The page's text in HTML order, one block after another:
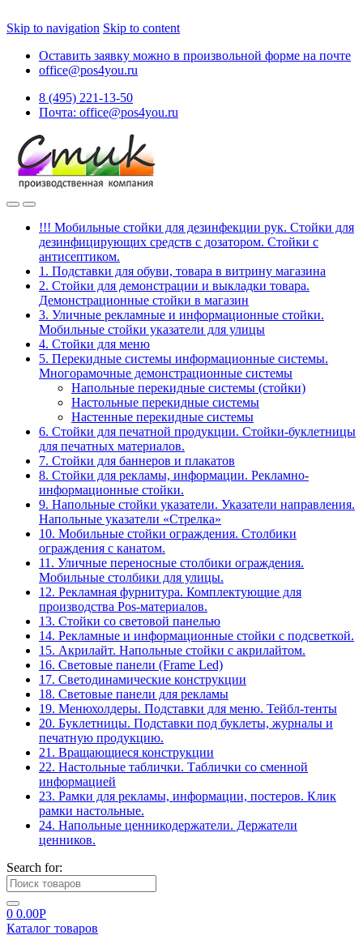
Skip to navigation Skip to content
Оставить заявку можно в произвольной форме на почте
office@pos4you.ru
8 (495) 221-13-50
Почта: office@pos4you.ru
!!! Мобильные стойки для дезинфекции рук. Стойки для
дезинфицирующих средств с дозатором. Стойки с
антисептиком.
1. Подставки для обуви, товара в витрину магазина
2. Стойки для демонстрации и выкладки товара.
Демонстрационные стойки в магазин
3. Уличные рекламные и информационные стойки.
Мобильные стойки указатели для улицы
4. Стойки для меню
5. Перекидные системы информационные системы.
Многорамочные демонстрационные системы
Напольные перекидные системы (стойки)
Настольные перекидные системы
Настенные перекидные системы
6. Стойки для печатной продукции. Стойки-буклетницы
для печатных материалов.
7. Стойки для баннеров и плакатов
8. Стойки для рекламы, информации. Рекламно-
информационные стойки.
9. Напольные стойки указатели. Указатели направления.
Напольные указатели «Стрелка»
10. Мобильные стойки ограждения. Столбики
ограждения с канатом.
11. Уличные переносные столбики ограждения.
Мобильные столбики для улицы.
12. Рекламная фурнитура. Комплектующие для
производства Pos-материалов.
13. Стойки со световой панелью
14. Рекламные и информационные стойки с подсветкой.
15. Акрилайт. Напольные стойки с акрилайтом.
16. Световые панели (Frame Led)
17. Светодинамические конструкции
18. Световые панели для рекламы
19. Менюхолдеры. Подставки для меню. Тейбл-тенты
20. Буклетницы. Подставки под буклеты, журналы и
печатную продукцию.
21. Вращающиеся конструкции
22. Настольные таблички. Таблички со сменной
информацией
23. Рамки для рекламы, информации, постеров. Клик
рамки настольные.
24. Напольные ценникодержатели. Держатели
ценников.
Search for:
0 0.00Р
Каталог товаров